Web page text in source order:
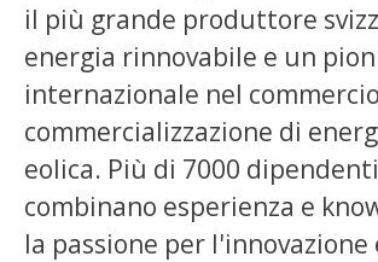
il più grande produttore
energia rinnovabile e un
internazionale nel
commercializzazione di
eolica. Più di 7000 dipendenti
combinano esperienza e
la passione per l'innovazione